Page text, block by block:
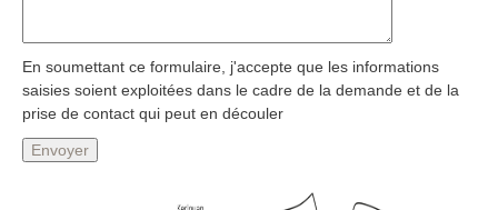
En soumettant ce formulaire, j'accepte que les informations
saisies soient exploitées dans le cadre de la demande et de la
prise de contact qui peut en découler